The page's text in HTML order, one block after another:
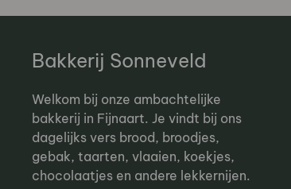
Bakkerij Sonneveld
Welkom bij onze ambachtelijke
bakkerij in Fijnaart. Je vindt bij ons
dagelijks vers brood, broodjes,
gebak, taarten, vlaaien, koekjes,
chocolaatjes en andere lekkernijen.